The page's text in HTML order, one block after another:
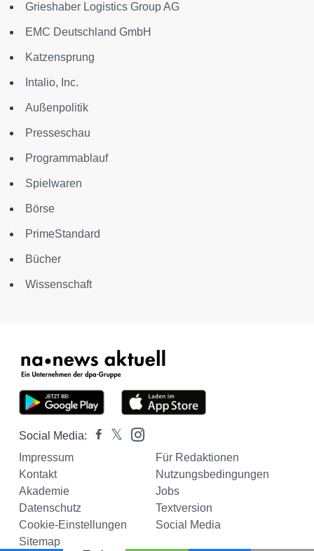
Grieshaber Logistics Group AG
EMC Deutschland GmbH
Katzensprung
Intalio, Inc.
Außenpolitik
Presseschau
Programmablauf
Spielwaren
Börse
PrimeStandard
Bücher
Wissenschaft
Social Media:
Impressum
Für Redaktionen
Kontakt
Nutzungsbedingungen
Akademie
Jobs
Datenschutz
Textversion
Cookie-Einstellungen
Social Media
Sitemap